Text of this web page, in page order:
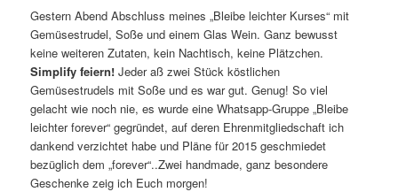
Gestern Abend Abschluss meines „Bleibe leichter Kurses“ mit
Gemüsestrudel, Soße und einem Glas Wein. Ganz bewusst
keine weiteren Zutaten, kein Nachtisch, keine Plätzchen.
Simplify feiern! Jeder aß zwei Stück köstlichen
Gemüsestrudels mit Soße und es war gut. Genug! So viel
gelacht wie noch nie, es wurde eine Whatsapp-Gruppe „Bleibe
leichter forever“ gegründet, auf deren Ehrenmitgliedschaft ich
dankend verzichtet habe und Pläne für 2015 geschmiedet
bezüglich dem „forever“..Zwei handmade, ganz besondere
Geschenke zeig ich Euch morgen!